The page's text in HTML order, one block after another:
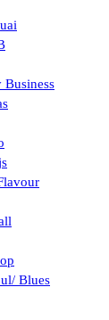
Blues